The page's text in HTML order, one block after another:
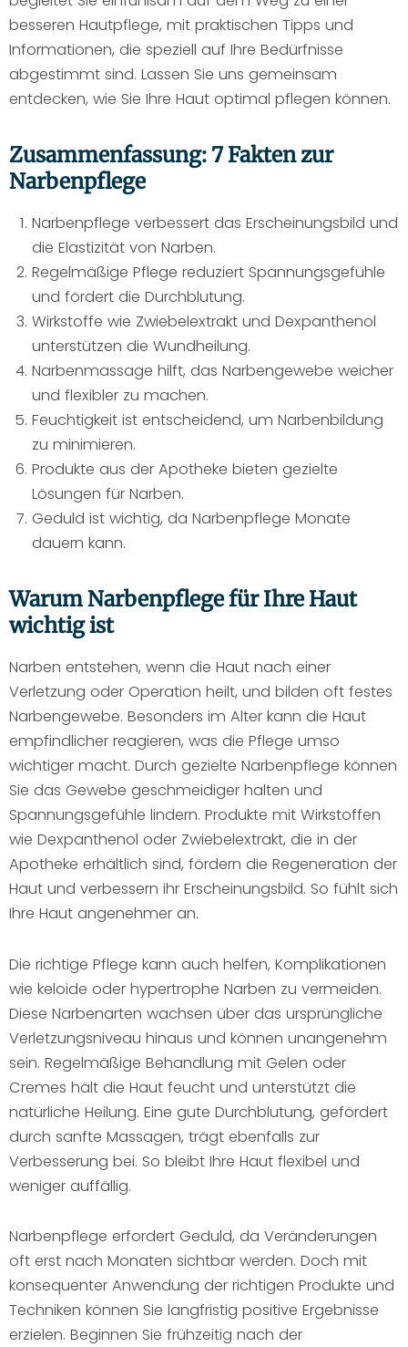
besseren Hautpflege, mit praktischen Tipps und
Informationen, die speziell auf Ihre Bedürfnisse
abgestimmt sind. Lassen Sie uns gemeinsam
entdecken, wie Sie Ihre Haut optimal pflegen können.
Zusammenfassung: 7 Fakten zur
Narbenpflege
Narbenpflege verbessert das Erscheinungsbild und
die Elastizität von Narben.
Regelmäßige Pflege reduziert Spannungsgefühle
und fördert die Durchblutung.
Wirkstoffe wie Zwiebelextrakt und Dexpanthenol
unterstützen die Wundheilung.
Narbenmassage hilft, das Narbengewebe weicher
und flexibler zu machen.
Feuchtigkeit ist entscheidend, um Narbenbildung
zu minimieren.
Produkte aus der Apotheke bieten gezielte
Lösungen für Narben.
Geduld ist wichtig, da Narbenpflege Monate
dauern kann.
Warum Narbenpflege für Ihre Haut
wichtig ist
Narben entstehen, wenn die Haut nach einer
Verletzung oder Operation heilt, und bilden oft festes
Narbengewebe. Besonders im Alter kann die Haut
empfindlicher reagieren, was die Pflege umso
wichtiger macht. Durch gezielte Narbenpflege können
Sie das Gewebe geschmeidiger halten und
Spannungsgefühle lindern. Produkte mit Wirkstoffen
wie Dexpanthenol oder Zwiebelextrakt, die in der
Apotheke erhältlich sind, fördern die Regeneration der
Haut und verbessern ihr Erscheinungsbild. So fühlt sich
Ihre Haut angenehmer an.
Die richtige Pflege kann auch helfen, Komplikationen
wie keloide oder hypertrophe Narben zu vermeiden.
Diese Narbenarten wachsen über das ursprüngliche
Verletzungsniveau hinaus und können unangenehm
sein. Regelmäßige Behandlung mit Gelen oder
Cremes hält die Haut feucht und unterstützt die
natürliche Heilung. Eine gute Durchblutung, gefördert
durch sanfte Massagen, trägt ebenfalls zur
Verbesserung bei. So bleibt Ihre Haut flexibel und
weniger auffällig.
Narbenpflege erfordert Geduld, da Veränderungen
oft erst nach Monaten sichtbar werden. Doch mit
konsequenter Anwendung der richtigen Produkte und
Techniken können Sie langfristig positive Ergebnisse
erzielen. Beginnen Sie frühzeitig nach der